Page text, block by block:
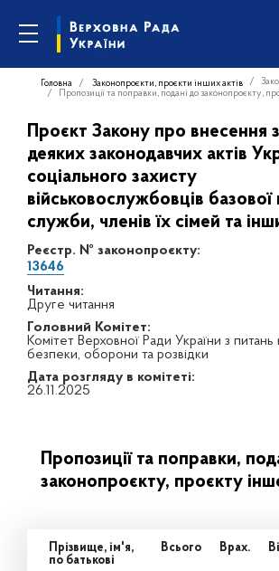
Головна Законопроєкти, проєкти інших актів
Пропозиції та поправки, подані до законопроєкту,
Проєкт Закону про внесення
деяких законодавчих актів
соціального захисту
військовослужбовців базової
служби, членів їх сімей та
Реєстр. № законопроєкту:
13646
Читання:
Друге читання
Головний Комітет:
Комітет Верховної Ради України з питань
безпеки, оборони та розвідки
Дата розгляду в комітеті:
26.11.2025
Пропозиції та поправки,
законопроєкту, проєкту
Прізвище, ім'я,
по батькові
Всього Врах.